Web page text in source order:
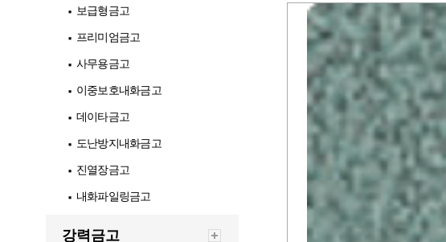
▪ 보급형금고
▪ 프리미엄금고
▪ 사무용금고
▪ 이중보호내화금고
▪ 데이타금고
▪ 도난방지내화금고
▪ 진열장금고
▪ 내화파일링금고
강력금고